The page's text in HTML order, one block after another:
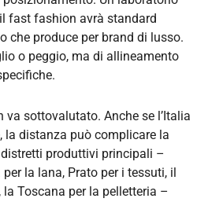
fast fashion avrà standard
che produce per brand di lusso.
o peggio, ma di allineamento
va sottovalutato. Anche se l’Italia
la distanza può complicare la
produttivi principali –
la lana, Prato per i tessuti, il
Toscana per la pelletteria –